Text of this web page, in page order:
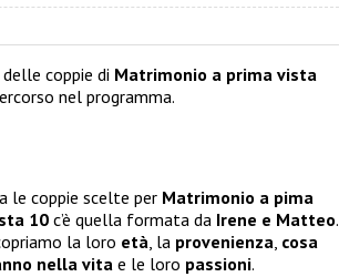
delle coppie di Matrimonio a prima vista
nel programma.
le coppie scelte per Matrimonio a pima
10 c’è quella formata da Irene e Matteo.
la loro età, la provenienza, cosa
nella vitae le loro passioni.